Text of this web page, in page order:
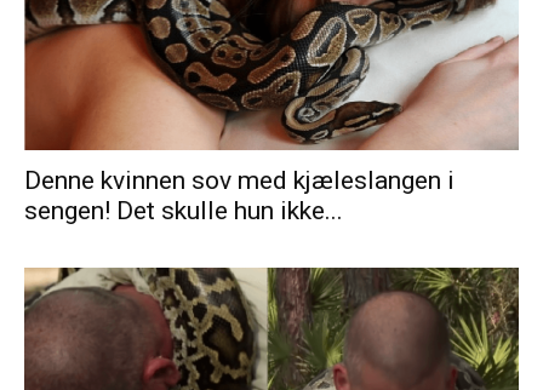
Denne kvinnen sov med kjæleslangen i
sengen! Det skulle hun ikke...